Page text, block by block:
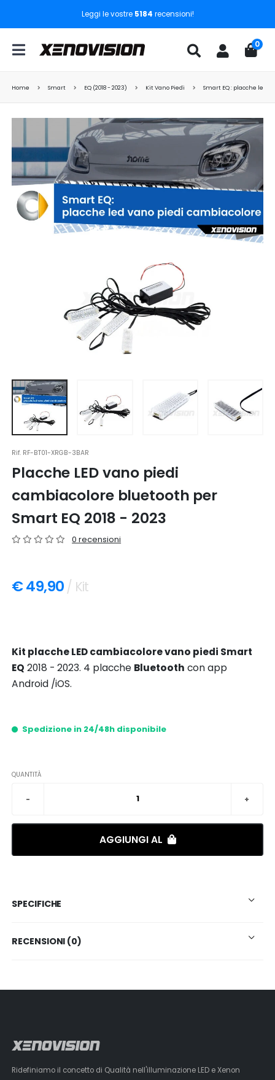
Leggi le vostre 5184 recensioni!
0
Home Smart EQ (2018 - 2023) Kit Vano Piedi Smart EQ : placche led
Rif. RF-BT01-XRGB-3BAR
Placche LED vano piedi
cambiacolore bluetooth per
Smart EQ 2018 - 2023
0 recensioni
€ 49,90 / Kit
Kit placche LED cambiacolore vano piedi Smart
EQ 2018 - 2023. 4 placche Bluetooth con app
Android /iOS.
Spedizione in 24/48h disponibile
QUANTITÀ
AGGIUNGI AL
SPECIFICHE
RECENSIONI (0)
Ridefiniamo il concetto di Qualità nell'illuminazione LED e Xenon